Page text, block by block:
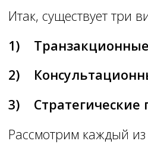
Итак, существует три
1)
2)
3) Стратегические
Рассмотрим каждый